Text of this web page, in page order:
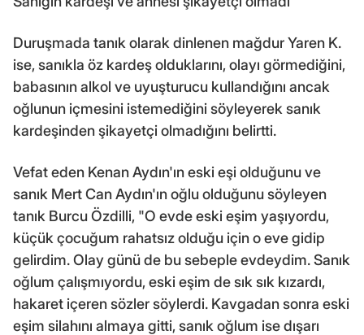
Duruşmada tanık olarak dinlenen mağdur Yaren K.
ise, sanıkla öz kardeş olduklarını, olayı görmediğini,
babasının alkol ve uyuşturucu kullandığını ancak
oğlunun içmesini istemediğini söyleyerek sanık
kardeşinden şikayetçi olmadığını belirtti.
Vefat eden Kenan Aydın'ın eski eşi olduğunu ve
sanık Mert Can Aydın'ın oğlu olduğunu söyleyen
tanık Burcu Özdilli, "O evde eski eşim yaşıyordu,
küçük çocuğum rahatsız olduğu için o eve gidip
gelirdim. Olay günü de bu sebeple evdeydim. Sanık
oğlum çalışmıyordu, eski eşim de sık sık kızardı,
hakaret içeren sözler söylerdi. Kavgadan sonra eski
eşim silahını almaya gitti, sanık oğlum ise dışarı